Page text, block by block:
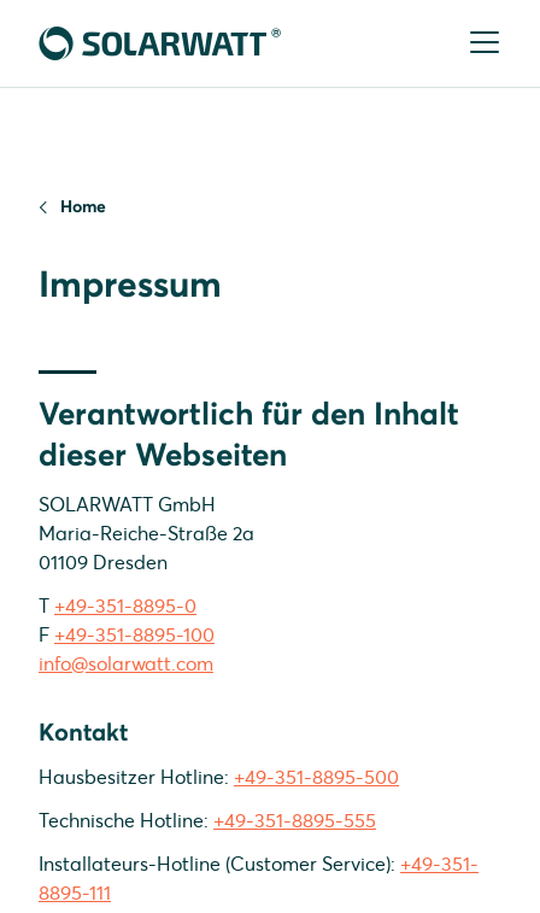
Home
Impressum
Verantwortlich für den Inhalt
dieser Webseiten
SOLARWATT GmbH
Maria-Reiche-Straße 2a
01109 Dresden
T +49-351-8895-0
F +49-351-8895-100
info@solarwatt.com
Kontakt
Hausbesitzer Hotline: +49-351-8895-500
Technische Hotline: +49-351-8895-555
Installateurs-Hotline (Customer Service): +49-351-
8895-111